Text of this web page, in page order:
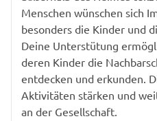
Menschen wünschen sich
besonders die Kinder und
Deine Unterstütung
deren Kinder die
entdecken und erkunden.
Aktivitäten stärken und
an der Gesellschaft.